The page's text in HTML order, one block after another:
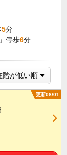
5分
停歩6分
更新08/01